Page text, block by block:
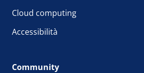
Cloud computing
Accessibilità
Community